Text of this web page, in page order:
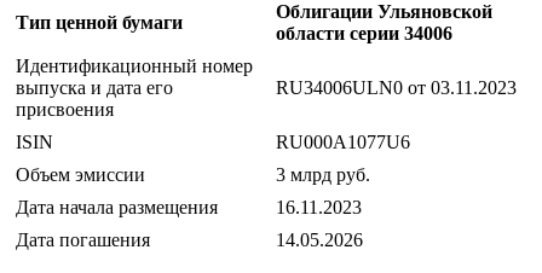
Тип ценной бумаги
Облигации Ульяновской
области серии 34006
Идентификационный номер
выпуска и дата его
присвоения
RU34006ULN0 от 03.11.2023
ISIN
RU000A1077U6
Объем эмиссии
3 млрд руб.
Дата начала размещения
16.11.2023
Дата погашения
14.05.2026